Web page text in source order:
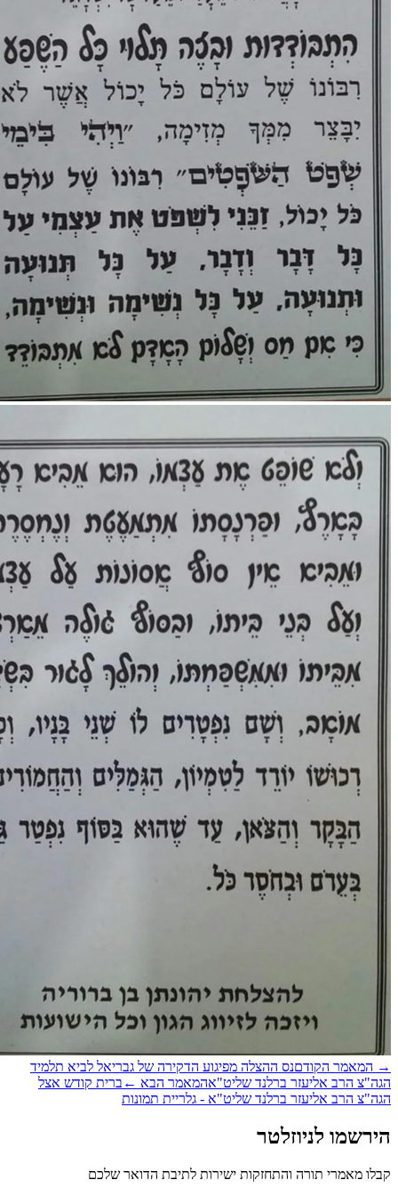
הקודם נס ההצלה מפיגוע הדקירה של גבריאל לביא תלמיד
הרב אליעזר ברלנד שליט"אהמאמר הבא ←ברית קודש אצל
הרב אליעזר ברלנד שליט"א - גלריית תמונות
לניוזלטר
תורה והתחזקות ישירות לתיבת הדואר שלכם